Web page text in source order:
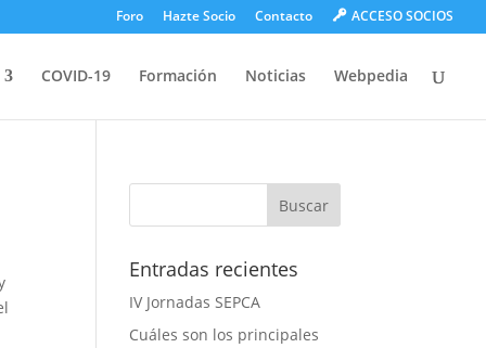
Foro Hazte Socio Contacto ACCESO SOCIOS
COVID-19 Formación Noticias Webpedia
Entradas recientes
IV Jornadas SEPCA
Cuáles son los principales